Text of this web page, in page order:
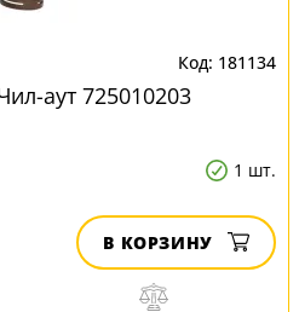
181134
аут 725010203
1 шт.
В КОРЗИНУ